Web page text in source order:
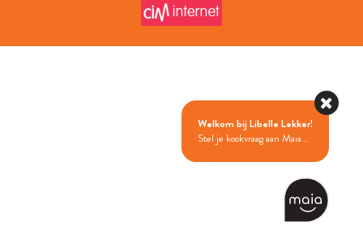
Welkom bij Libelle Lekker!
Stel je kookvraag aan Maia...